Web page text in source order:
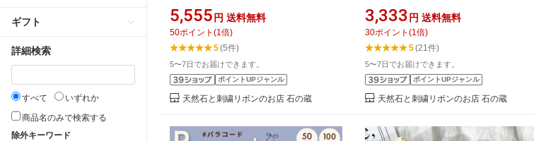
ギフト
詳細検索
すべて
いずれか
商品名のみで検索する
除外キーワード
定 石の蔵 アソート はぎれ
5,555 円 送料無料
50ポイント (1 倍)
5(5件)
5〜7日でお届けできます。
ポイントUPジャンル
天然石と刺繍リボンのお店 石の蔵
りお得セット 数量限定 石の蔵 アソー
ト はぎれ
3,333 円 送料無料
30ポイント (1 倍)
5(21件)
5〜7日でお届けできます。
ポイントUPジャンル
天然石と刺繍リボンのお店 石の蔵